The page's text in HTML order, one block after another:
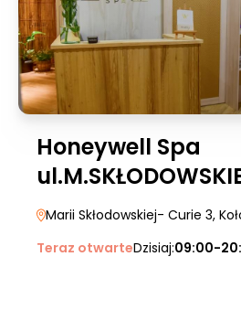
Honeywell Spa
Marii Skłodowskiej- Curie 3,
Teraz otwarteDzisiaj:09:00-